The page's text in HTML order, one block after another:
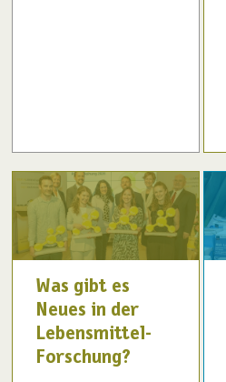
Was gibt es
Neues in der
Lebensmittel-
Forschung?